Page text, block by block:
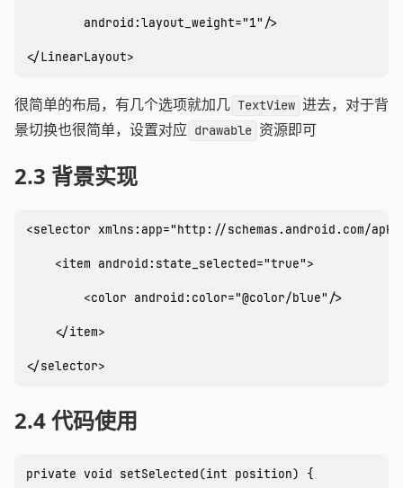
        android:layout_weight="1"/>
</LinearLayout>
很简单的布局，有几个选项就加几 TextView 进去，对于背
景切换也很简单，设置对应 drawable 资源即可
2.3 背景实现
<selector xmlns:app="http://schemas.android.com/
    <item android:state_selected="true">
        <color android:color="@color/blue"/>
    </item>
</selector>
2.4 代码使用
private void setSelected(int position) {